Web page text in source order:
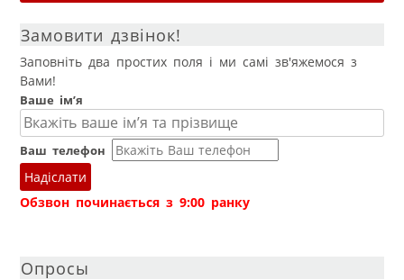
Замовити дзвінок!
Заповніть два простих поля і ми самі зв'яжемося з
Вами!
Ваше ім’я
Ваш телефон
Надіслати
Обзвон починається з 9:00 ранку
Опросы